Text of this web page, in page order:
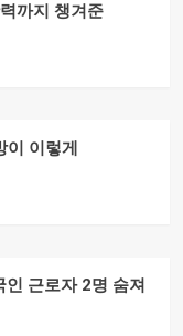
까지 챙겨준
이렇게
근로자 2명 숨져